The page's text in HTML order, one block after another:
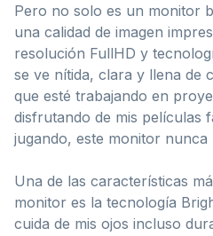
Pero no solo es un monitor
una calidad de imagen
resolución FullHD y
se ve nítida, clara y llena de
que esté trabajando en
disfrutando de mis películas
jugando, este monitor nunca
Una de las características
monitor es la tecnología
cuida de mis ojos incluso